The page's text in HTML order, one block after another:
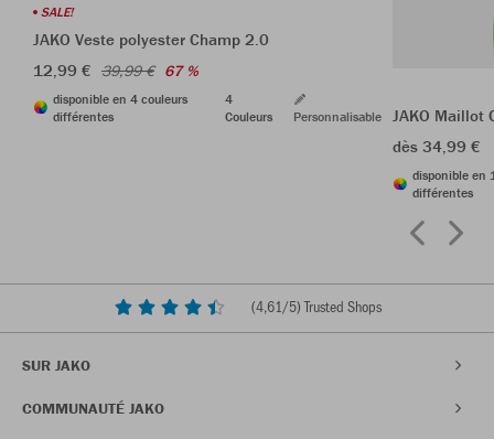
SALE!
JAKO Veste polyester Champ 2.0
12,99 € 39,99 € 67 %
disponible en 4 couleurs
différentes
4
Couleurs
Personnalisable
JAKO Maillot
dès 34,99 €
disponible en
différentes
(4,61/5) Trusted Shops
SUR JAKO
COMMUNAUTÉ JAKO